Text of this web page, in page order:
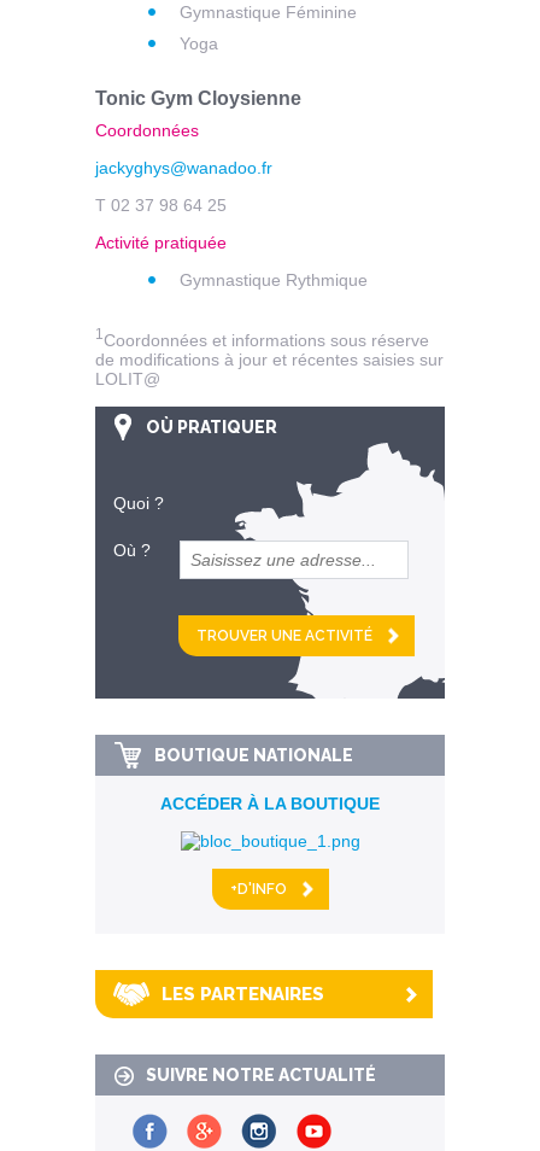
Gymnastique Féminine
Yoga
Tonic Gym Cloysienne
Coordonnées
jackyghys@wanadoo.fr
T 02 37 98 64 25
Activité pratiquée
Gymnastique Rythmique
1 Coordonnées et informations sous réserve
de modifications à jour et récentes saisies sur
LOLIT@
OÙ PRATIQUER
Quoi ?
Où ?
et
km alentour
BOUTIQUE NATIONALE
ACCÉDER À LA BOUTIQUE
+D'INFO
LES PARTENAIRES
SUIVRE NOTRE ACTUALITÉ